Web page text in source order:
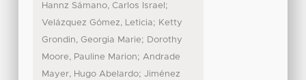
Hannz Sámano, Carlos Israel ;
Velázquez Gómez, Leticia; Ketty
Grondin, Georgia Marie; Dorothy
Moore, Pauline Marion; Andrade
Mayer, Hugo Abelardo; Jiménez